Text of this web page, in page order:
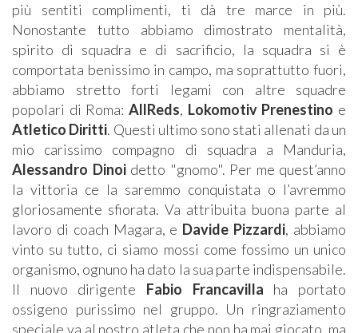
più sentiti complimenti, ti dà tre marce in più.
Nonostante tutto abbiamo dimostrato mentalità,
spirito di squadra e di sacrificio, la squadra si è
comportata benissimo in campo, ma soprattutto fuori,
abbiamo stretto forti legami con altre squadre
popolari di Roma: AllReds, Lokomotiv Prenestino e
Atletico Diritti. Questi ultimo sono stati allenati da un
mio carissimo compagno di squadra a Manduria,
Alessandro Dinoidetto "gnomo". Per me quest’anno
la vittoria ce la saremmo conquistata o l’avremmo
gloriosamente sfiorata. Va attribuita buona parte al
lavoro di coach Magara, e Davide Pizzardi, abbiamo
vinto su tutto, ci siamo mossi come fossimo un unico
organismo, ognuno ha dato la sua parte indispensabile.
Il nuovo dirigente Fabio Francavilla ha portato
ossigeno purissimo nel gruppo. Un ringraziamento
speciale va al nostro atleta che non ha mai giocato, ma